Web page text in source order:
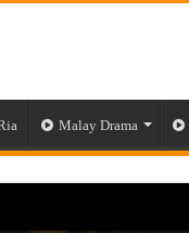
Malay Drama